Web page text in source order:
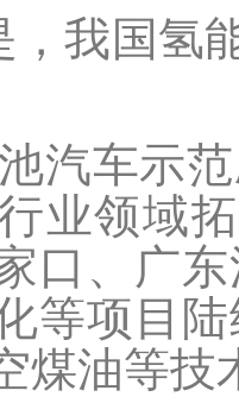
，我国氢
汽车示
业领域
口、广
等项目
煤油等技